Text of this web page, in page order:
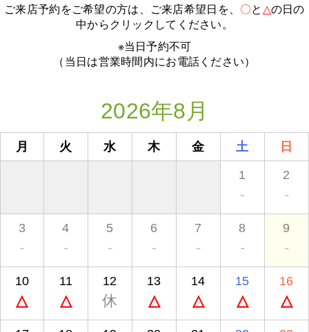
ご来店予約をご希望の方は、ご来店希望日を、 〇と △の日の
中からクリックしてください。
※当日予約不可
（当日は営業時間内にお電話ください）
2026年8月
月 火 水 木 金 土 日
1
-
2
-
3
-
4
-
5
-
6
-
7
-
8
-
9
-
10
△
11
△
12
休
13
△
14
△
15
△
16
△